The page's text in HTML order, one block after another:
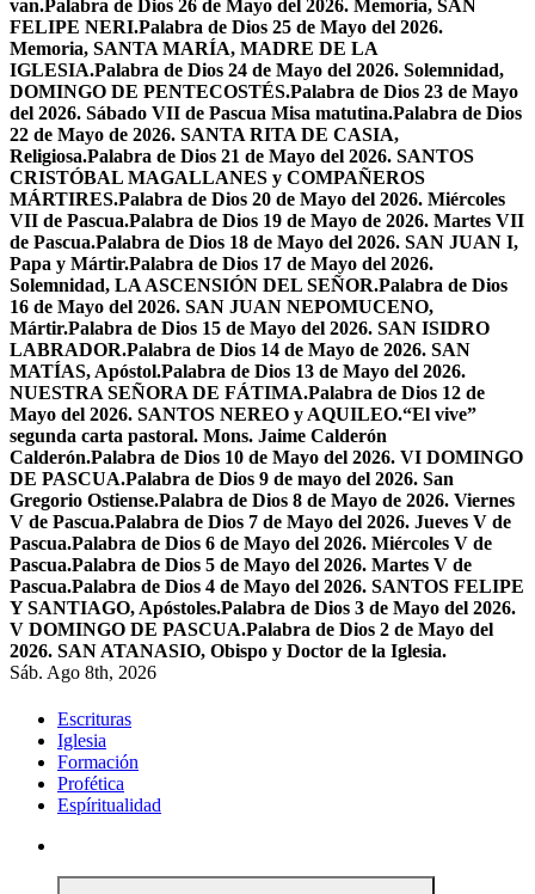
van.Palabra de Dios 26 de Mayo del 2026. Memoria, SAN
FELIPE NERI.Palabra de Dios 25 de Mayo del 2026.
Memoria, SANTA MARÍA, MADRE DE LA
IGLESIA.Palabra de Dios 24 de Mayo del 2026. Solemnidad,
DOMINGO DE PENTECOSTÉS.Palabra de Dios 23 de Mayo
del 2026. Sábado VII de Pascua Misa matutina.Palabra de Dios
22 de Mayo de 2026. SANTA RITA DE CASIA,
Religiosa.Palabra de Dios 21 de Mayo del 2026. SANTOS
CRISTÓBAL MAGALLANES y COMPAÑEROS
MÁRTIRES.Palabra de Dios 20 de Mayo del 2026. Miércoles
VII de Pascua.Palabra de Dios 19 de Mayo de 2026. Martes VII
de Pascua.Palabra de Dios 18 de Mayo del 2026. SAN JUAN I,
Papa y Mártir.Palabra de Dios 17 de Mayo del 2026.
Solemnidad, LA ASCENSIÓN DEL SEÑOR.Palabra de Dios
16 de Mayo del 2026. SAN JUAN NEPOMUCENO,
Mártir.Palabra de Dios 15 de Mayo del 2026. SAN ISIDRO
LABRADOR.Palabra de Dios 14 de Mayo de 2026. SAN
MATÍAS, Apóstol.Palabra de Dios 13 de Mayo del 2026.
NUESTRA SEÑORA DE FÁTIMA.Palabra de Dios 12 de
Mayo del 2026. SANTOS NEREO y AQUILEO.“El vive”
segunda carta pastoral. Mons. Jaime Calderón
Calderón.Palabra de Dios 10 de Mayo del 2026. VI DOMINGO
DE PASCUA.Palabra de Dios 9 de mayo del 2026. San
Gregorio Ostiense.Palabra de Dios 8 de Mayo de 2026. Viernes
V de Pascua.Palabra de Dios 7 de Mayo del 2026. Jueves V de
Pascua.Palabra de Dios 6 de Mayo del 2026. Miércoles V de
Pascua.Palabra de Dios 5 de Mayo del 2026. Martes V de
Pascua.Palabra de Dios 4 de Mayo del 2026. SANTOS FELIPE
Y SANTIAGO, Apóstoles.Palabra de Dios 3 de Mayo del 2026.
V DOMINGO DE PASCUA.Palabra de Dios 2 de Mayo del
2026. SAN ATANASIO, Obispo y Doctor de la Iglesia.
Sáb. Ago 8th, 2026
Escrituras
Iglesia
Formación
Profética
Espíritualidad